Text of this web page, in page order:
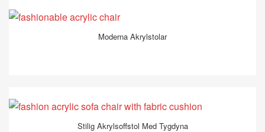
Moderna Akrylstolar
Stilig Akrylsoffstol Med Tygdyna